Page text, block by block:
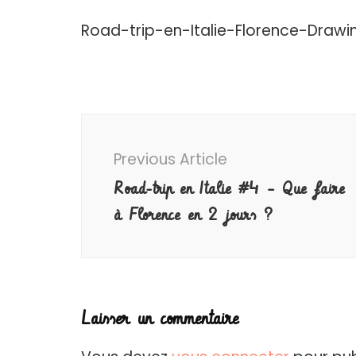
Road-trip-en-Italie-Florence-
Navigation
Previous Article
Road-trip en Italie #4 – Que faire
à Florence en 2 jours ?
Laisser un commentaire